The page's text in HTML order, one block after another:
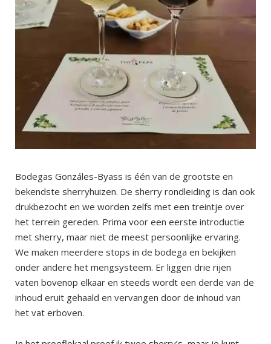
Bodegas Gonzáles-Byass is één van de grootste en
bekendste sherryhuizen. De sherry rondleiding is dan ook
drukbezocht en we worden zelfs met een treintje over
het terrein gereden. Prima voor een eerste introductie
met sherry, maar niet de meest persoonlijke ervaring.
We maken meerdere stops in de bodega en bekijken
onder andere het mengsysteem. Er liggen drie rijen
vaten bovenop elkaar en steeds wordt een derde van de
inhoud eruit gehaald en vervangen door de inhoud van
het vat erboven.